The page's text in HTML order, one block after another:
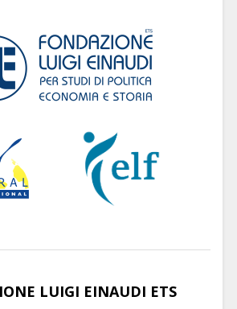
LUIGI EINAUDI ETS